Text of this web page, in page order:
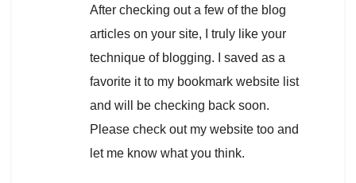
After checking out a few of the blog
articles on your site, I truly like your
technique of blogging. I saved as a
favorite it to my bookmark website list
and will be checking back soon.
Please check out my website too and
let me know what you think.